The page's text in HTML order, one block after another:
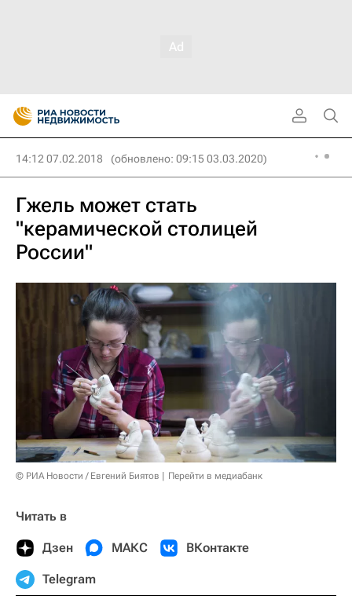
14:12 07.02.2018 (обновлено: 09:15 03.03.2020)
Гжель может стать
"керамической столицей
России"
© РИА Новости / Евгений Биятов Перейти в медиабанк
Читать в
Дзен МАКС ВКонтакте
Telegram